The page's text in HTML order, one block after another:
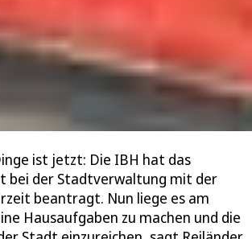
ist jetzt: Die IBH hat das
bei der Stadtverwaltung mit der
beantragt. Nun liege es am
Hausaufgaben zu machen und die